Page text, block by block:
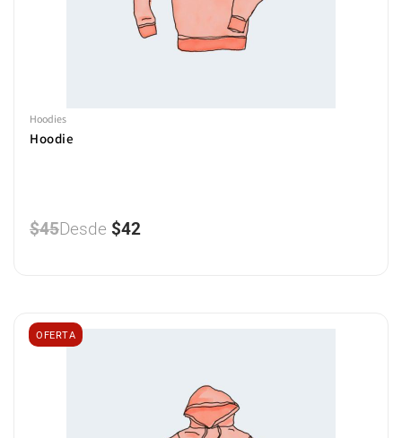
Hoodies
Hoodie
$45Desde $42
OFERTA